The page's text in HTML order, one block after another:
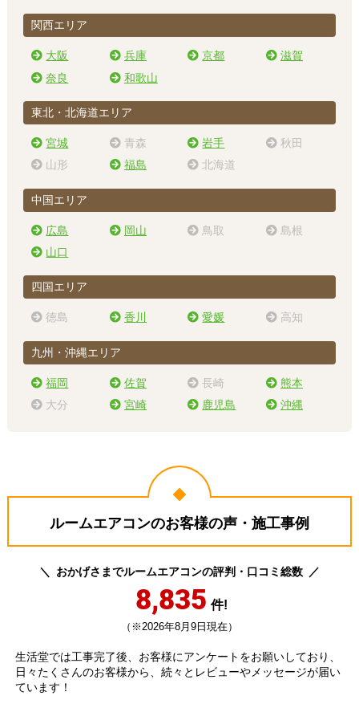
関西エリア
大阪 兵庫 京都
滋賀
奈良
和歌山
東北・北海道エリア
宮城 青森 岩手
秋田
山形
福島 北海道
中国エリア
広島 岡山 鳥取
島根
山口
四国エリア
徳島 香川 愛媛 高知
九州・沖縄エリア
福岡 佐賀 長崎
熊本
大分
宮崎 鹿児島 沖縄
ルームエアコンのお客様の声・施工事例
おかげさまでルームエアコンの評判・口コミ総数
8,835 件!
（※2026年8月9日現在）
生活堂では工事完了後、お客様にアンケートをお願いしており、
日々たくさんのお客様から、続々とレビューやメッセージが届い
ています！